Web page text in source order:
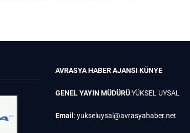
AVRASYA HABER AJANSI KÜNYE
GENEL YAYIN MÜDÜRÜ:YÜKSEL UYSAL
Email :yukseluysal@avrasyahaber.net